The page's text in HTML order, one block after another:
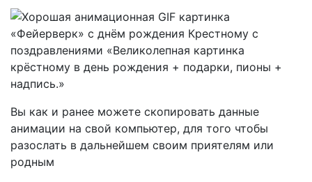
Вы как и ранее можете скопировать данные
анимации на свой компьютер, для того чтобы
разослать в дальнейшем своим приятелям или
родным